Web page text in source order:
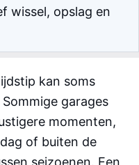
wissel, opslag en
kan soms
garages
momenten,
of buiten de